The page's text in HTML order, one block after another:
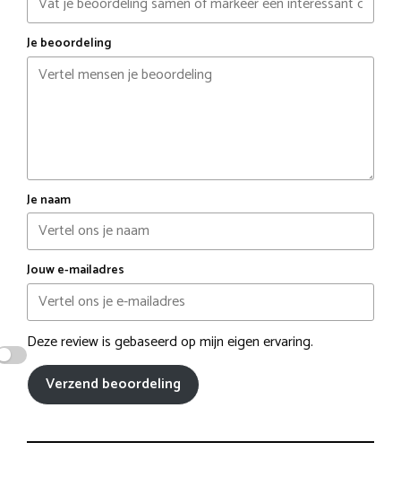
Je beoordeling
Je naam
Jouw e-mailadres
Deze review is gebaseerd op mijn eigen ervaring.
Verzend beoordeling